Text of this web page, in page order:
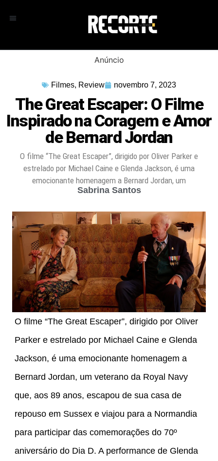
Anúncio
Filmes, Review novembro 7, 2023
The Great Escaper: O Filme
Inspirado na Coragem e Amor
de Bernard Jordan
O filme “The Great Escaper”, dirigido por Oliver Parker e
estrelado por Michael Caine e Glenda Jackson, é uma
emocionante homenagem a Bernard Jordan, um
Sabrina Santos
O filme “The Great Escaper”, dirigido por Oliver
Parker e estrelado por Michael Caine e Glenda
Jackson, é uma emocionante homenagem a
Bernard Jordan, um veterano da Royal Navy
que, aos 89 anos, escapou de sua casa de
repouso em Sussex e viajou para a Normandia
para participar das comemorações do 70º
aniversário do Dia D. A performance de Glenda